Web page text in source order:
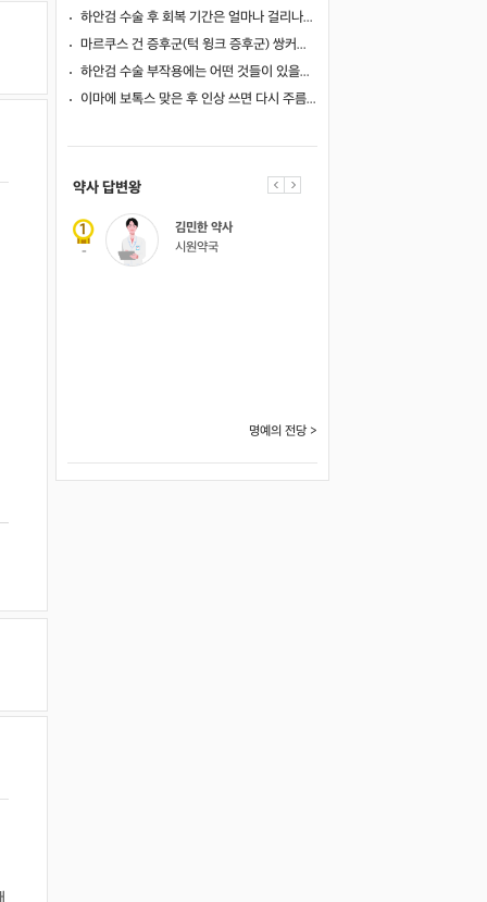
하안검 수술 후 회복 기간은 얼마나 걸리나요?
마르쿠스 건 증후군(턱 윙크 증후군) 쌍커풀 수술 가능 여부
하안검 수술 부작용에는 어떤 것들이 있을까요?
이마에 보톡스 맞은 후 인상 쓰면 다시 주름이 생길까요?
의사 답변왕
-
홍인표 전문의
닥터홍가정의학과의원
명예의 전당 >